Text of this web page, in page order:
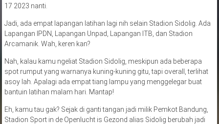
17 2023 nanti.
Jadi, ada empat lapangan latihan lagi nih selain Stadion Sidolig. Ada
Lapangan IPDN, Lapangan Unpad, Lapangan ITB, dan Stadion
Arcamanik. Wah, keren kan?
Nah, kalau kamu ngeliat Stadion Sidolig, meskipun ada beberapa
spot rumput yang warnanya kuning-kuning gitu, tapi overall, terlihat
asoy lah. Apalagi ada empat tiang lampu yang menggelegar buat
bantuin latihan malam hari. Mantap!
Eh, kamu tau gak? Sejak di ganti tangan jadi milik Pemkot Bandung,
Stadion Sport in de Openlucht is Gezond alias Sidolig berubah jadi